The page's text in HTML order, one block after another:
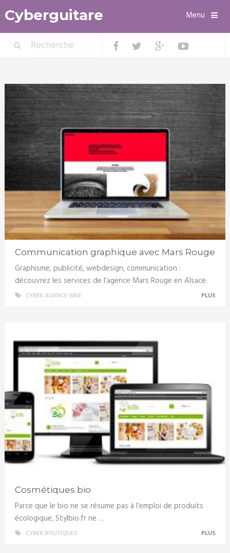
Cyberguitare Menu
Communication graphique avec Mars Rouge
Graphisme, publicité, webdesign, communication :
découvrez les services de l'agence Mars Rouge en Alsace.
CYBER AGENCE WEB PLUS
Cosmétiques bio
Parce que le bio ne se résume pas à l’emploi de produits
écologique, Stylbio.fr ne …
CYBER BOUTIQUES PLUS